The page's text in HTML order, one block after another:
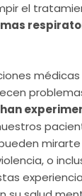
el
médicas
han
mirarte
o